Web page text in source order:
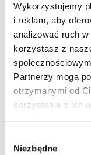
Wykorzystujemy
i reklam, aby
analizować ruch
korzystasz z
Partnerzy mogą
otrzymanymi od
korzystania z ich
zgody
Niezbędne
Dlaczego
dystrybucji
Wysyłka